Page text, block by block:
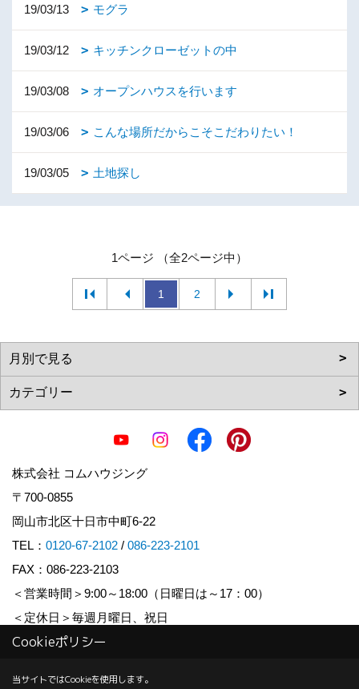
19/03/13 モグラ
19/03/12 キッチンクローゼットの中
19/03/08 オープンハウスを行います
19/03/06 こんな場所だからこそこだわりたい！
19/03/05 土地探し
1ページ （全2ページ中）
1 2
株式会社 コムハウジング
〒700-0855
岡山市北区十日市中町6-22
TEL： 0120-67-2102 / 086-223-2101
FAX：086-223-2103
＜営業時間＞9:00～18:00（日曜日は～17：00）
＜定休日＞毎週月曜日、祝日
Copyright (c) COM HOUSHING Inc. All Rights Reserved.
Cookieポリシー
当サイトではCookieを使用します。